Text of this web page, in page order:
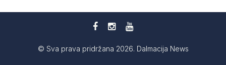
© Sva prava pridržana 2026. Dalmacija News